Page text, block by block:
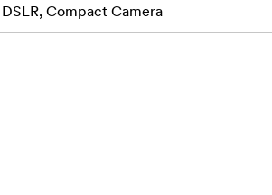
DSLR, Compact Camera